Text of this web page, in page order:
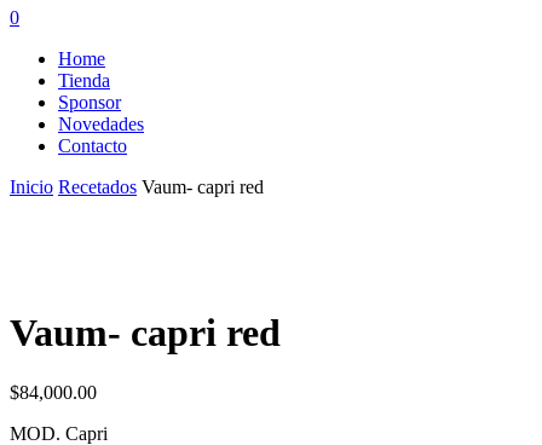
Menu
search
account
0
Home
Tienda
Sponsor
Novedades
Contacto
Inicio Recetados Vaum- capri red
Vaum- capri red
$84,000.00
MOD. Capri